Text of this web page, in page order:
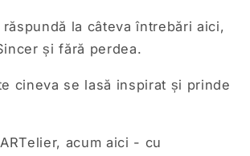
la câteva întrebări aici,
și fără perdea.
cineva se lasă inspirat și prinde
acum aici - cu